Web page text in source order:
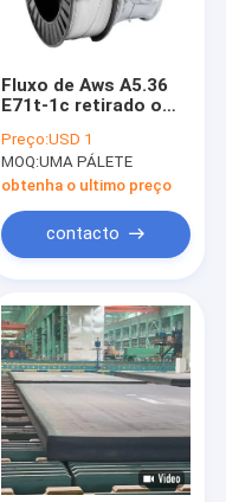
Fluxo de Aws A5.36
E71t-1c retirado o
arcos fio de solda
para o aço suave
1.0mm 1.2mm 1.4mm
Preço:USD 1
MOQ:UMA PÁLETE
obtenha o ultimo preço
contacto